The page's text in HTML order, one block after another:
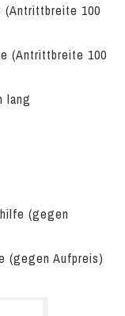
(Antrittbreite 100
(Antrittbreite 100
lang
(gegen
(gegen Aufpreis)